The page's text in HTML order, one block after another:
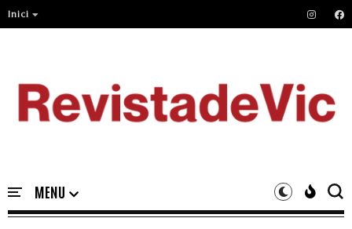
Inici